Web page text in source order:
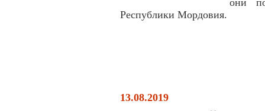
они
Республики Мордовия.
13.08.2019